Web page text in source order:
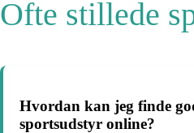
Ofte stillede
Hvordan kan jeg finde
sportsudstyr online?